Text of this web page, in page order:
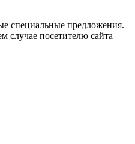
специальные предложения.
случае посетителю сайта